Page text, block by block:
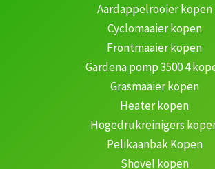
Aardappelrooier kopen
Cyclomaaier kopen
Frontmaaier kopen
Gardena pomp 3500 4
Grasmaaier kopen
Heater kopen
Hogedrukreinigers
Pelikaanbak Kopen
Shovel kopen